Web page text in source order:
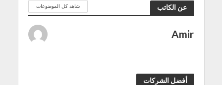
عن الكاتب شاهد كل الموضوعات
Amir
أفضل الشركات